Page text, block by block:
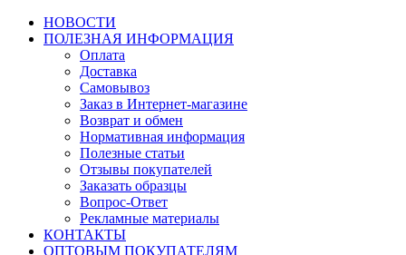
НОВОСТИ
ПОЛЕЗНАЯ ИНФОРМАЦИЯ
Оплата
Доставка
Самовывоз
Заказ в Интернет-магазине
Возврат и обмен
Нормативная информация
Полезные статьи
Отзывы покупателей
Заказать образцы
Вопрос-Ответ
Рекламные материалы
КОНТАКТЫ
ОПТОВЫМ ПОКУПАТЕЛЯМ